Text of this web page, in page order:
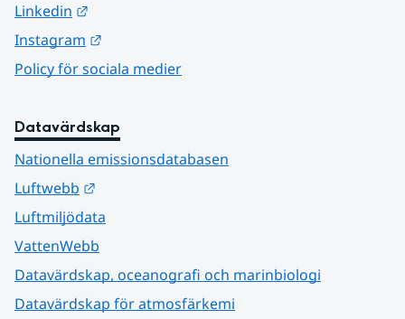
Linkedin
Instagram
Policy för sociala medier
Datavärdskap
Nationella emissionsdatabasen
Luftwebb
Luftmiljödata
VattenWebb
Datavärdskap, oceanografi och marinbiologi
Datavärdskap för atmosfärkemi